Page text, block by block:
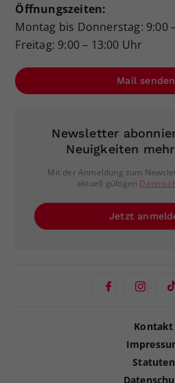
Öffnungszeiten:
Montag bis Donnerstag: 9:00
Freitag: 9:00 – 13:00 Uhr
Mail senden
Newsletter
Neuigkeiten
Mit der Anmeldung zum
aktuell gültigen
Jetzt
Kontakt
Statuten